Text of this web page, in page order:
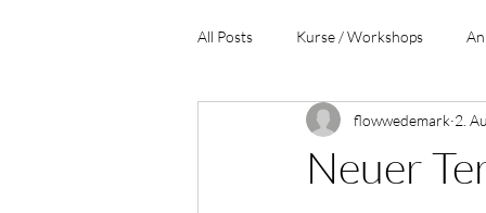
All Posts Kurse / Workshops
Neuer
flowwedemark 2.